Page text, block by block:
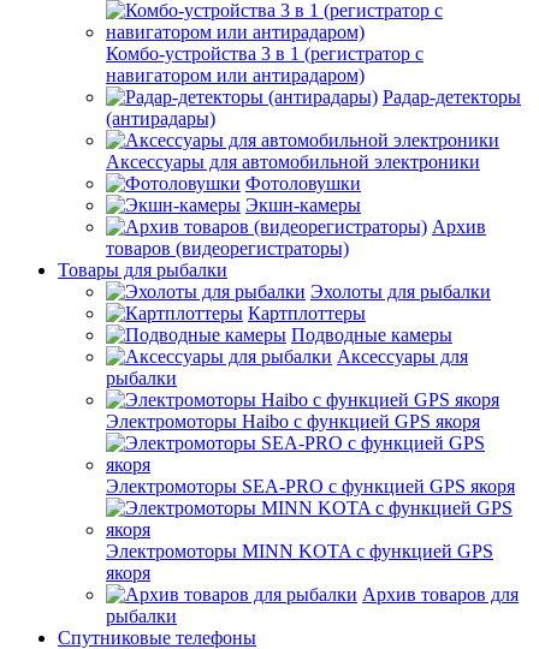
Комбо-устройства 3 в 1 (регистратор с
навигатором или антирадаром)
Радар-детекторы
(антирадары)
Аксессуары для автомобильной электроники
Фотоловушки
Экшн-камеры
Архив
товаров (видеорегистраторы)
Товары для рыбалки
Эхолоты для рыбалки
Картплоттеры
Подводные камеры
Аксессуары для
рыбалки
Электромоторы Haibo с функцией GPS якоря
Электромоторы SEA-PRO с функцией GPS якоря
Электромоторы MINN KOTA с функцией GPS
якоря
Архив товаров для
рыбалки
Спутниковые телефоны